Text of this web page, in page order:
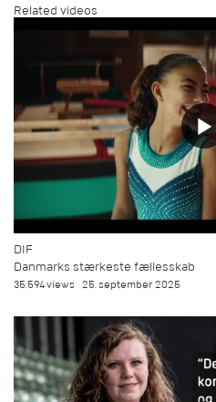
Related videos
DIF
Danmarks stærkeste fællesskab
35.594 views 25. september 2025